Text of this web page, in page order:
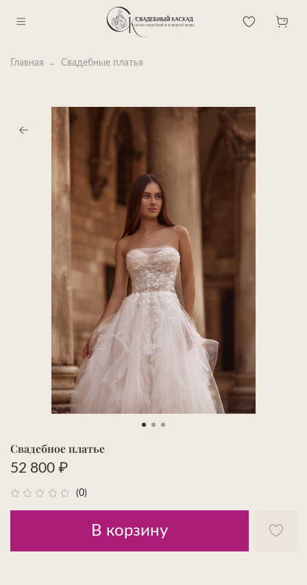
Главная Свадебные платья
(0)
Свадебное платье
52 800 ₽
В корзину